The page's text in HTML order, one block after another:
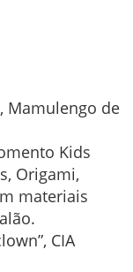
Mamulengo de
Kids
Origami,
materiais
CIA